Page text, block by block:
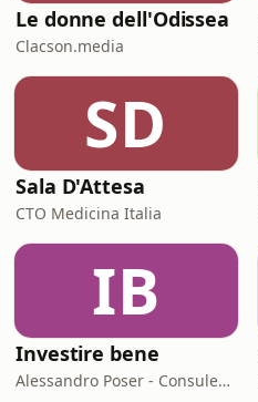
Le donne dell'Odissea
Clacson.media
SD
Sala D'Attesa
CTO Medicina Italia
IB
Investire bene
Alessandro Poser - Consulente Finanziario Fineco